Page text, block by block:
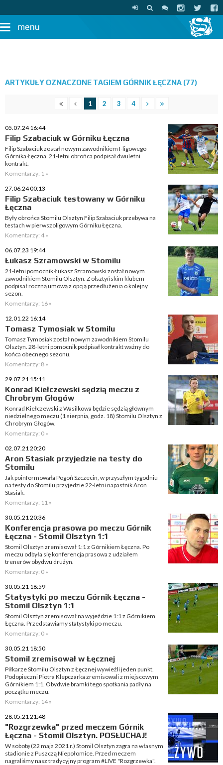
menu
ARTYKUŁY OZNACZONE TAGIEM GÓRNIK ŁĘCZNA (77)
1 2 3 4
05.07.24 16:44
Filip Szabaciuk w Górniku Łęczna
Filip Szabaciuk został nowym zawodnikiem I-ligowego
Górnika Łęczna. 21-letni obrońca podpisał dwuletni
kontrakt.
Komentarzy: 1 »
27.06.24 00:13
Filip Szabaciuk testowany w Górniku
Łęczna
Były obrońca Stomilu Olsztyn Filip Szabaciuk przebywa na
testach w pierwszoligowym Górniku Łęczna.
Komentarzy: 4 »
06.07.23 19:44
Łukasz Szramowski w Stomilu
21-letni pomocnik Łukasz Szramowski został nowym
zawodnikiem Stomilu Olsztyn. Z olsztyńskim klubem
podpisał roczną umową z opcją przedłużenia o kolejny
sezon.
Komentarzy: 16 »
12.01.22 16:14
Tomasz Tymosiak w Stomilu
Tomasz Tymosiak został nowym zawodnikiem Stomilu
Olsztyn. 28-letni pomocnik podpisał kontrakt ważny do
końca obecnego sezonu.
Komentarzy: 8 »
29.07.21 15:11
Konrad Kiełczewski sędzią meczu z
Chrobrym Głogów
Konrad Kiełczewski z Wasilkowa będzie sędzią głównym
niedzielnego meczu (1 sierpnia, godz. 18) Stomilu Olsztyn z
Chrobrym Głogów.
Komentarzy: 0 »
02.07.21 20:20
Aron Stasiak przyjedzie na testy do
Stomilu
Jak poinformowała Pogoń Szczecin, w przyszłym tygodniu
na testy do Stomilu przyjedzie 22-letni napastnik Aron
Stasiak.
Komentarzy: 11 »
30.05.21 20:36
Konferencja prasowa po meczu Górnik
Łęczna - Stomil Olsztyn 1:1
Stomil Olsztyn zremisował 1:1 z Górnikiem Łęczna. Po
meczu odbyła się konferencja prasowa z udziałem
trenerów obydwu drużyn.
Komentarzy: 0 »
30.05.21 18:59
Statystyki po meczu Górnik Łęczna -
Stomil Olsztyn 1:1
Stomil Olsztyn zremisował na wyjeździe 1:1 z Górnikiem
Łęczna. Przedstawiamy statystyki po meczu.
Komentarzy: 0 »
30.05.21 18:50
Stomil zremisował w Łęcznej
Piłkarze Stomilu Olsztyn z Łęcznej wywieźli jeden punkt.
Podopieczni Piotra Klepczarka zremisowali z miejscowym
Górnikiem 1:1. Obydwie bramki tego spotkania padły na
początku meczu.
Komentarzy: 14 »
28.05.21 21:48
"Rozgrzewka" przed meczem Górnik
Łęczna - Stomil Olsztyn. POSŁUCHAJ!
W sobotę (22 maja 2021 r.) Stomil Olsztyn zagra na własnym
stadionie z Puszczą Niepołomice. Przed meczem
nagraliśmy nasz tradycyjny program #LIVE "Rozgrzewka".